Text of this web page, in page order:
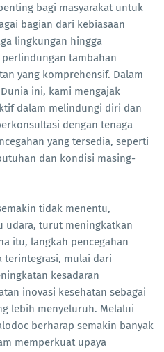
bagi masyarakat untuk
bagian dari kebiasaan
lingkungan hingga
tambahan
yang komprehensif. Dalam
ini, kami mengajak
dalam melindungi diri dan
dengan tenaga
yang tersedia, seperti
dan kondisi masing-
tidak menentu,
udara, turut meningkatkan
itu, langkah pencegahan
terintegrasi, mulai dari
kesadaran
inovasi kesehatan sebagai
lebih menyeluruh. Melalui
berharap semakin banyak
memperkuat upaya